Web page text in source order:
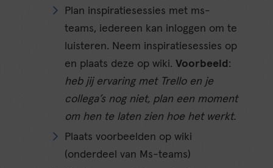
Plan inspiratiesessies met ms-
teams, iedereen kan inloggen om te
luisteren. Neem inspiratiesessies op
en plaats deze op wiki.Voorbeeld :
heb jij ervaring met Trello en je
collega’s nog niet, plan een moment
om hen te laten zien hoe het werkt.
Plaats voorbeelden op wiki
(onderdeel van Ms-teams)